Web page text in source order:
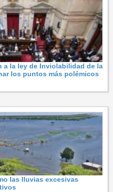
a la ley de Inviolabilidad de la
los puntos más polémicos
las lluvias excesivas